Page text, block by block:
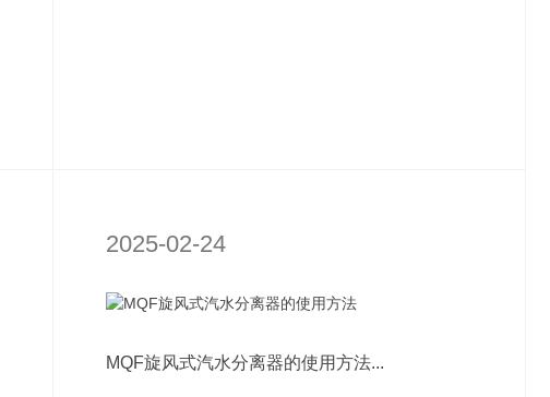
2025-02-24
‌MQF旋风式汽水分离器的使用方法...